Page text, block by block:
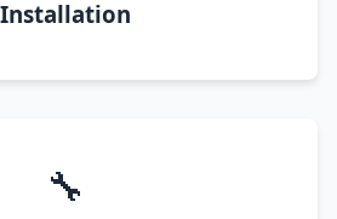
Installation
🔧